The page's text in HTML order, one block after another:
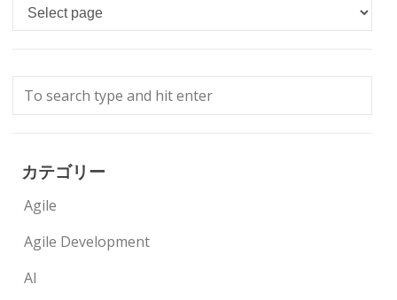
Languages
カテゴリー
Agile
Agile Development
AI